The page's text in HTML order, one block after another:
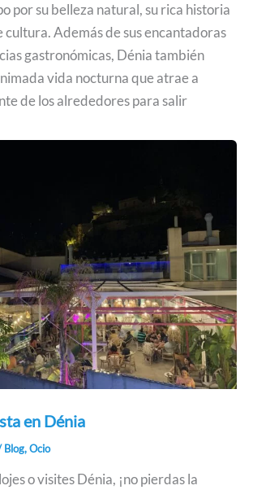
por su belleza natural, su rica historia
cultura. Además de sus encantadoras
gastronómicas, Dénia también
vida nocturna que atrae a
de los alrededores para salir
en Dénia
Blog,Ocio
o visites Dénia, ¡no pierdas la